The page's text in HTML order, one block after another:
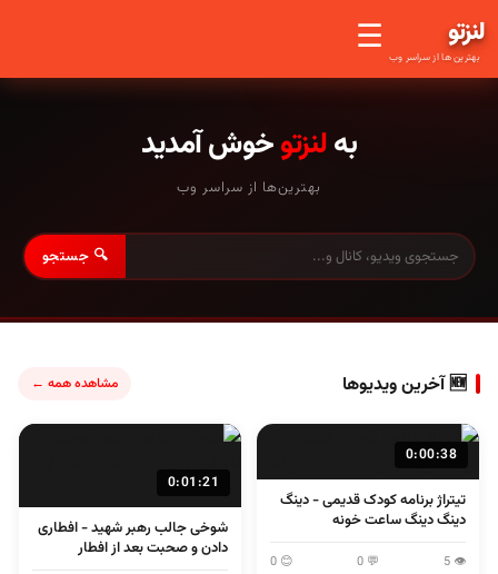
لنزتو
بهترین ها از سراسر وب ☰
بهلنزتوخوش آمدید
بهترین‌ها از سراسر وب
🔍 جستجو
🆕 آخرین ویدیوها مشاهده همه ←
0:00:38
تیتراژ برنامه کودک قدیمی - دینگ
دینگ دینگ ساعت خونه
👁 5
💬 0
😊 0
0:01:21
شوخی جالب رهبر شهید - افطاری
دادن و صحبت بعد از افطار